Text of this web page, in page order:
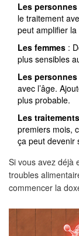
Les
le traitement
peut amplifier
Les femmes :
plus sensibles
Les
avec l’âge.
plus probable.
Les
premiers mois,
ça peut devenir
Si vous avez déjà
troubles
commencer la